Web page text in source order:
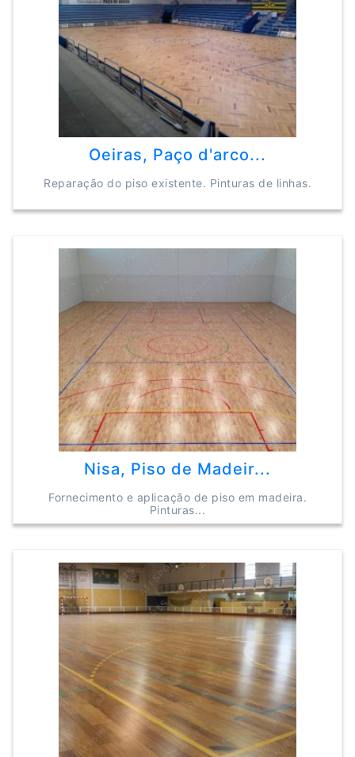
Oeiras, Paço d'arco...
Reparação do piso existente. Pinturas de linhas.
Nisa, Piso de Madeir...
Fornecimento e aplicação de piso em madeira.
Pinturas...